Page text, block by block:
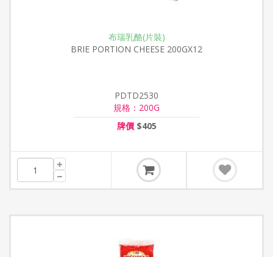
布瑞乳酪(片裝)
BRIE PORTION CHEESE 200GX12
PDTD2530
規格：200G
牌價$405